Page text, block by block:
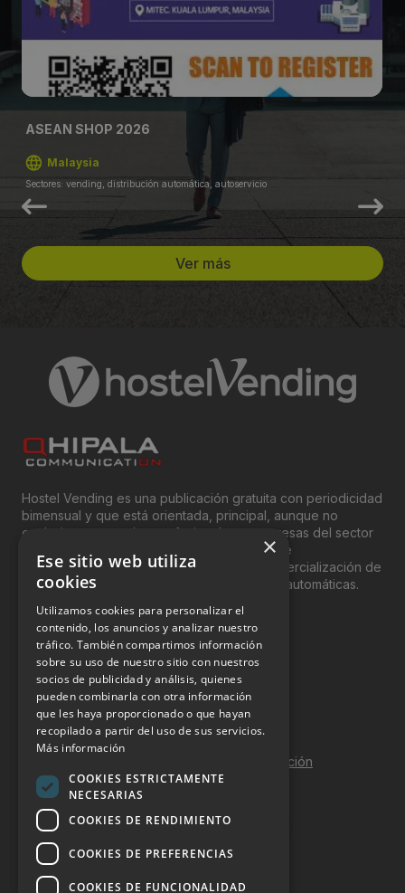
ASEAN SHOP 2026
Malaysia
Sectores: vending, distribución automática, autoservicio
Ver más
Hostel Vending es una publicación gratuita con periodicidad
bimensual y que está orientada, principal, aunque no
exclusivamente, a los profesionales y empresas del sector
del “Vending”; nombre con el que se conoce
genéricamente entre profesionales a la comercialización de
productos y servicios a través de máquinas automáticas.
INFORMACIÓN LEGAL
Aviso Legal
Política de Privacidad
Política de Cookies
Política de calidad y seguridad de la información
Contacto
DOSSIER Y CONTRATACIÓN
×
Ese sitio web utiliza
cookies
Utilizamos cookies para personalizar el
contenido, los anuncios y analizar nuestro
tráfico. También compartimos información
sobre su uso de nuestro sitio con nuestros
socios de publicidad y análisis, quienes
pueden combinarla con otra información
que les haya proporcionado o que hayan
recopilado a partir del uso de sus servicios.
Más información
COOKIES ESTRICTAMENTE
NECESARIAS
COOKIES DE RENDIMIENTO
COOKIES DE PREFERENCIAS
COOKIES DE FUNCIONALIDAD